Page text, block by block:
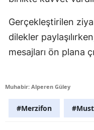
Gerçekleştirilen
dilekler
mesajları ön plana
Muhabir: Alperen Güley
#Merzifon